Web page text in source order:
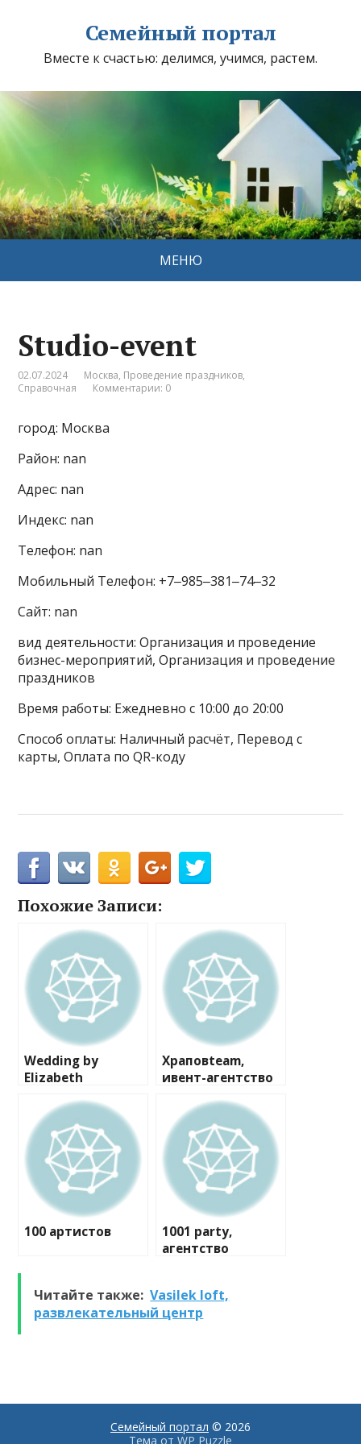
Семейный портал
Вместе к счастью: делимся, учимся, растем.
МЕНЮ
Studio-event
02.07.2024 Москва, Проведение праздников,
Справочная
Комментарии: 0
город: Москва
Район: nan
Адрес: nan
Индекс: nan
Телефон: nan
Мобильный Телефон: +7‒985‒381‒74‒32
Сайт: nan
вид деятельности: Организация и проведение
бизнес-мероприятий, Организация и проведение
праздников
Время работы: Ежедневно с 10:00 до 20:00
Способ оплаты: Наличный расчёт, Перевод с
карты, Оплата по QR-коду
Похожие Записи:
Wedding by
Elizabeth
Храповteam,
ивент-агентство
100 артистов
1001 party,
агентство
Читайте также: Vasilek loft,
развлекательный центр
Семейный портал © 2026
Тема от WP Puzzle